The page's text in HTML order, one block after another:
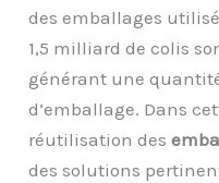
des emballages
1,5 milliard de colis
générant une
d’emballage. Dans
réutilisation des
des solutions